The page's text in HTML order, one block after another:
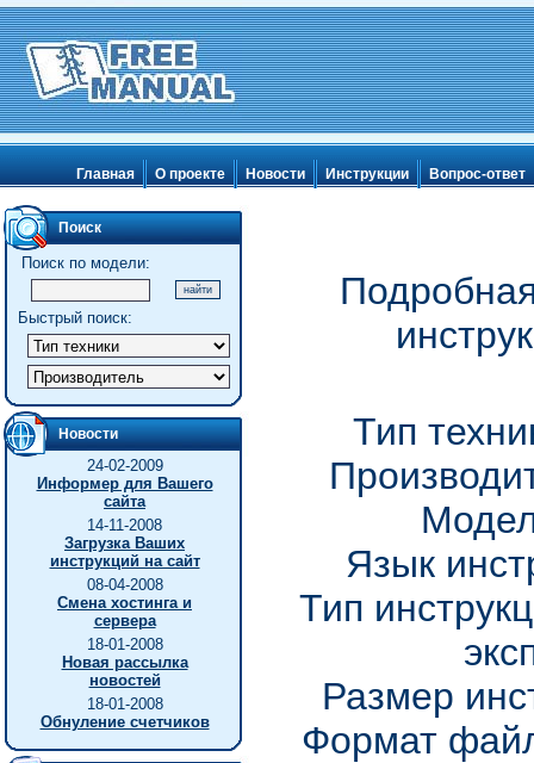
Главная О проекте Новости Инструкции Вопрос-ответ
Поиск
Поиск по модели:
Быстрый поиск:
Новости
24-02-2009
Информер для Вашего
сайта
14-11-2008
Загрузка Ваших
инструкций на сайт
08-04-2008
Смена хостинга и
сервера
18-01-2008
Новая рассылка
новостей
18-01-2008
Обнуление счетчиков
Тип
Язык
Тип
Размер
Формат